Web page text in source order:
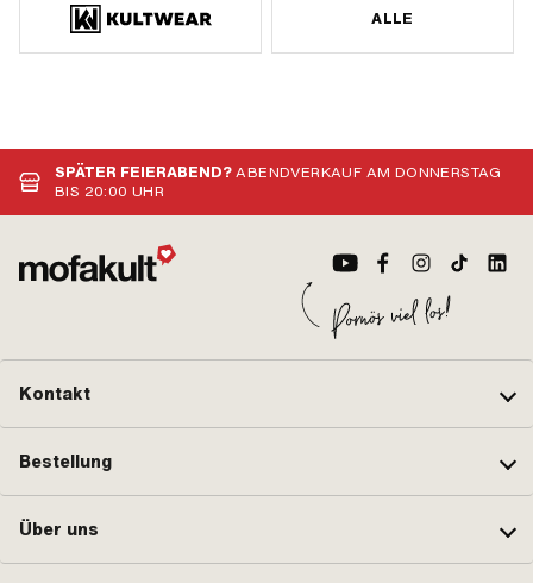
ALLE
SPÄTER FEIERABEND?ABENDVERKAUF AM DONNERSTAG
BIS 20:00 UHR
Kontakt
Bestellung
Über uns